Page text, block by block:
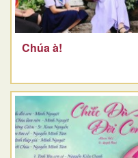
Chúa à!